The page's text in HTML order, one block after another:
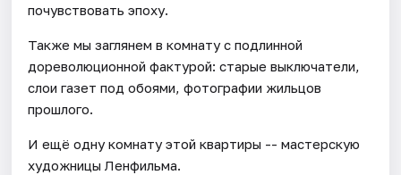
почувствовать эпоху.
Также мы заглянем в комнату с подлинной
дореволюционной фактурой: старые выключатели,
слои газет под обоями, фотографии жильцов
прошлого.
И ещё одну комнату этой квартиры -- мастерскую
художницы Ленфильма.